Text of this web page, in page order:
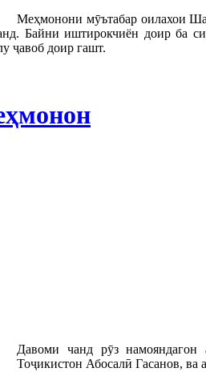
Меҳмонони мӯътабар оилахои
Байни иштирокчиён доир ба
ҷавоб доир гашт.
Давоми чанд рӯз
Тоҷикистон Абосалӣ Гасанов, ва